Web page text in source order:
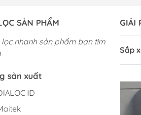
Máy khoan cơ
Máy ép đa lớp
Máy sấy khô PCB
Máy in phim
Máy làm mạch
GIẢI
Sắp
SẢN PHẨM
lọc nhanh sản phẩm bạn tìm
sản xuất
ID